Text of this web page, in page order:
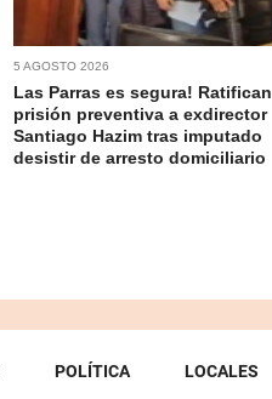
5 AGOSTO 2026
Las Parras es segura! Ratifican
prisión preventiva a exdirector
Santiago Hazim tras imputado
desistir de arresto domiciliario
POLÍTICA LOCALES